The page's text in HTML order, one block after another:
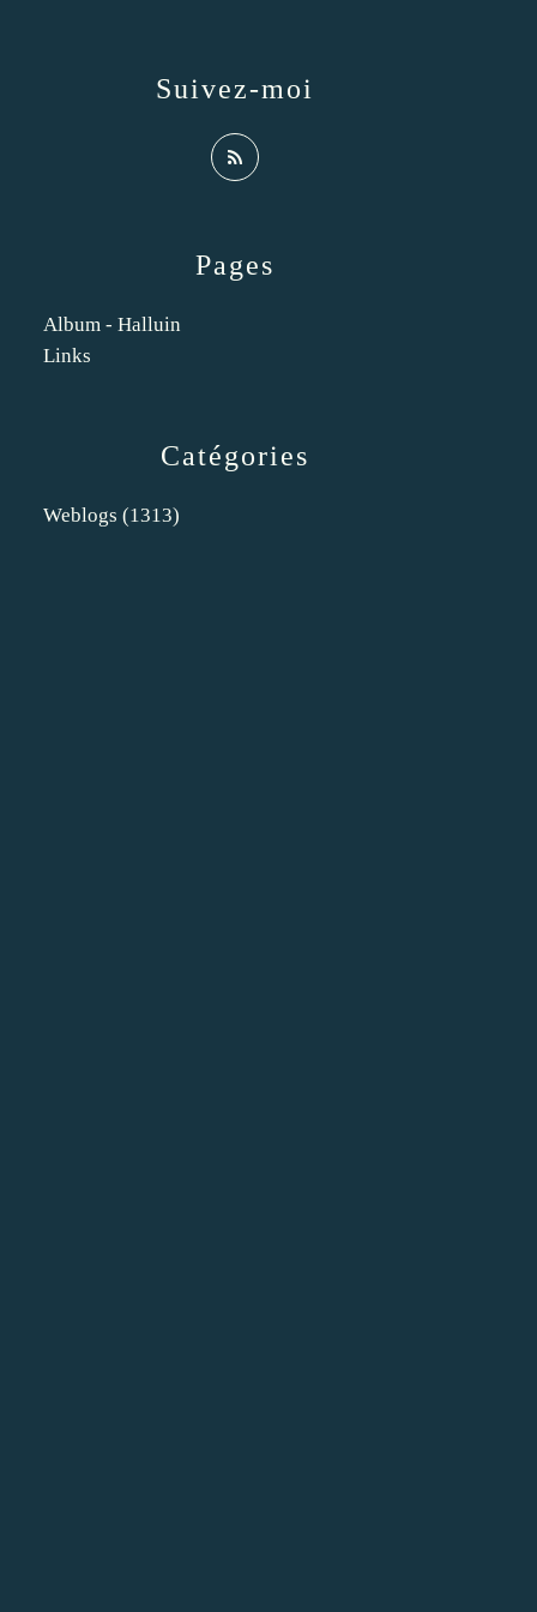
Catégories
Weblogs (1313)
Pages
Album - Halluin
Links
Suivez-moi